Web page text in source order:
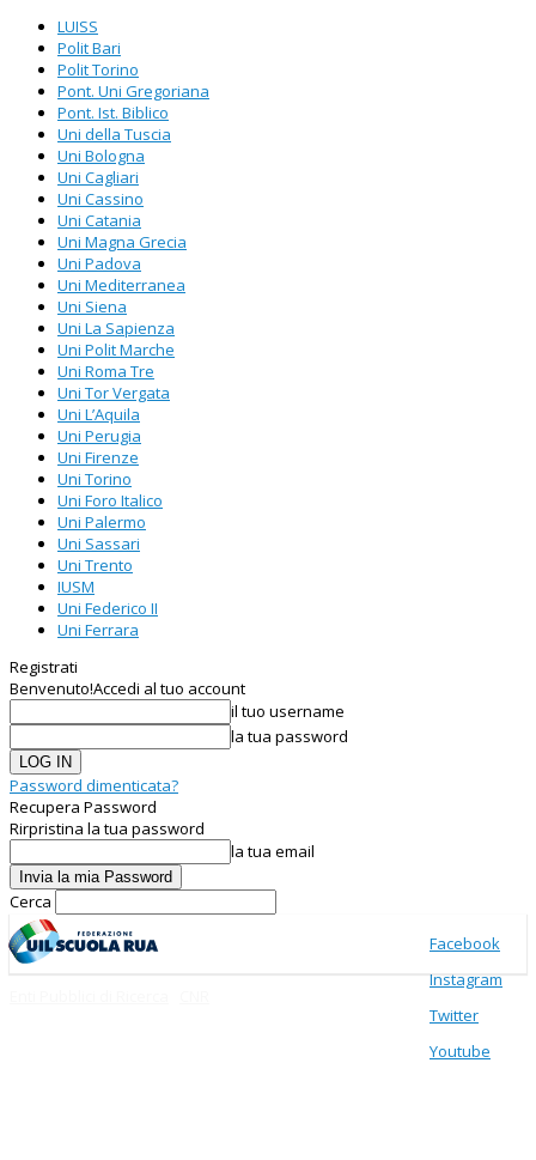
LUISS
Polit Bari
Polit Torino
Pont. Uni Gregoriana
Pont. Ist. Biblico
Uni della Tuscia
Uni Bologna
Uni Cagliari
Uni Cassino
Uni Catania
Uni Magna Grecia
Uni Padova
Uni Mediterranea
Uni Siena
Uni La Sapienza
Uni Polit Marche
Uni Roma Tre
Uni Tor Vergata
Uni L’Aquila
Uni Perugia
Uni Firenze
Uni Torino
Uni Foro Italico
Uni Palermo
Uni Sassari
Uni Trento
IUSM
Uni Federico II
Uni Ferrara
Registrati
Benvenuto!Accedi al tuo account
il tuo username
la tua password
Password dimenticata?
Recupera Password
Rirpristina la tua password
la tua email
Cerca
Facebook
Instagram
Twitter
Youtube